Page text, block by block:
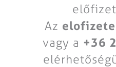
Az
vagy a +36